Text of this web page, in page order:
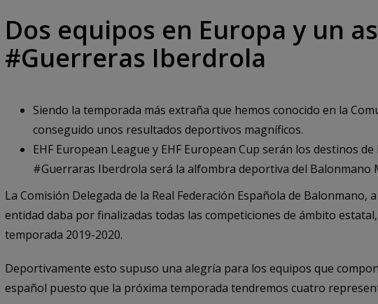
Dos equipos en Europa y un
#Guerreras Iberdrola
Siendo la temporada más extraña que hemos conocido en la
conseguido unos resultados deportivos magníficos.
EHF European League y EHF European Cup serán los destinos
#Guerraras Iberdrola será la alfombra deportiva del Balonmano
La Comisión Delegada de la Real Federación Española de Balonmano,
entidad daba por finalizadas todas las competiciones de ámbito
temporada 2019-2020.
Deportivamente esto supuso una alegría para los equipos que
español puesto que la próxima temporada tendremos cuatro